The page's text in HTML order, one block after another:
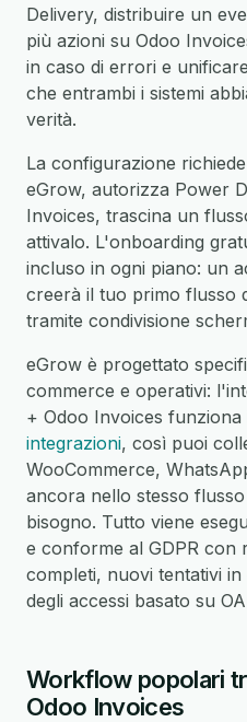
Delivery, distribuire un
più azioni su Odoo
in caso di errori e
che entrambi i sistemi
verità.
La configurazione
eGrow, autorizza Power
Invoices, trascina un
attivalo. L'onboarding
incluso in ogni piano: un
creerà il tuo primo flusso
tramite condivisione
eGrow è progettato
commerce e operativi:
+ Odoo Invoices funziona
integrazioni, così puoi
WooCommerce,
ancora nello stesso
bisogno. Tutto viene
e conforme al GDPR con
completi, nuovi tentativi
degli accessi basato su
Workflow popolari
Odoo Invoices